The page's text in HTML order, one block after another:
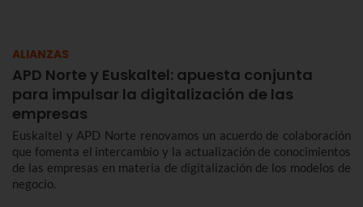
ALIANZAS
APD Norte y Euskaltel: apuesta conjunta
para impulsar la digitalización de las
empresas
Euskaltel y APD Norte renovamos un acuerdo de colaboración
que fomenta el intercambio y la actualización de conocimientos
de las empresas en materia de digitalización de los modelos de
negocio.